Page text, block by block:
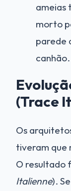
ameias
morto
parede
canhão.
(Trace
Os
tiveram que
O resultado
Italienne).